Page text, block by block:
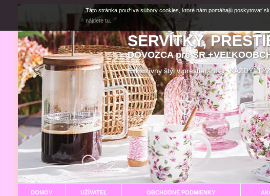
SERVÍTKY,
DOVOZCA pre SR
Exkluzívny štýl v prestieraní KAŽDÝ
DOMOV UŽÍVATEĽ OBCHODNÉ PODMIENKY
Táto stránka používa súbory cookies, ktoré nám pomáhajú poskytovať
nájdete tu.